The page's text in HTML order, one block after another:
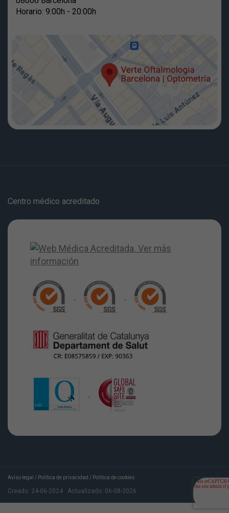
Horario: 9:00h - 20:00h
Centro médico acreditado
Aviso legal / Política de privacidad / Política de cookies
Creado: 24-06-2024 Actualizado: 06-08-2026